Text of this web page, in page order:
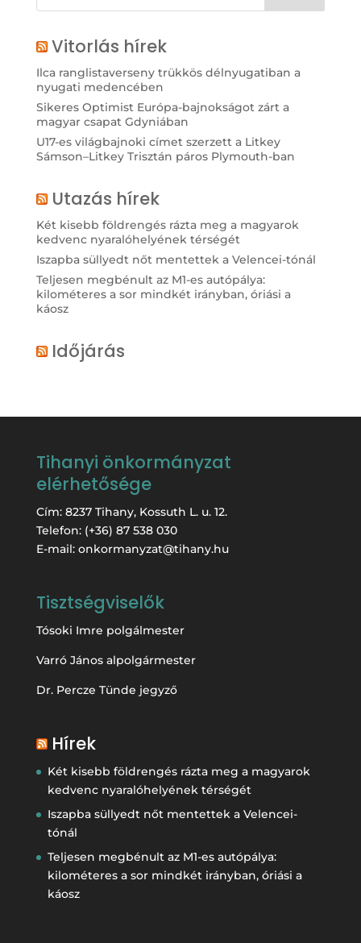
Vitorlás hírek
Ilca ranglistaverseny trükkös délnyugatiban a
nyugati medencében
Sikeres Optimist Európa-bajnokságot zárt a
magyar csapat Gdyniában
U17-es világbajnoki címet szerzett a Litkey
Sámson–Litkey Trisztán páros Plymouth-ban
Utazás hírek
Két kisebb földrengés rázta meg a magyarok
kedvenc nyaralóhelyének térségét
Iszapba süllyedt nőt mentettek a Velencei-tónál
Teljesen megbénult az M1-es autópálya:
kilométeres a sor mindkét irányban, óriási a
káosz
Időjárás
Tihanyi önkormányzat
elérhetősége
Cím: 8237 Tihany, Kossuth L. u. 12.
Telefon: (+36) 87 538 030
E-mail: onkormanyzat@tihany.hu
Tisztségviselők
Tósoki Imre polgálmester
Varró János alpolgármester
Dr. Percze Tünde jegyző
Hírek
Két kisebb földrengés rázta meg a magyarok
kedvenc nyaralóhelyének térségét
Iszapba süllyedt nőt mentettek a Velencei-
tónál
Teljesen megbénult az M1-es autópálya:
kilométeres a sor mindkét irányban, óriási a
káosz